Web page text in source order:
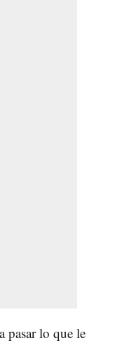
pasar lo que le